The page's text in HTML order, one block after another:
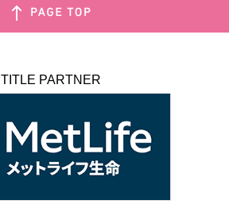
TITLE PARTNER